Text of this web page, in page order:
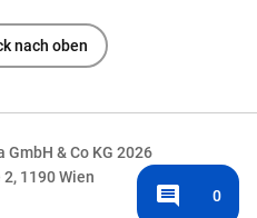
comment 0
nach oben
& Co KG 2026
1190 Wien